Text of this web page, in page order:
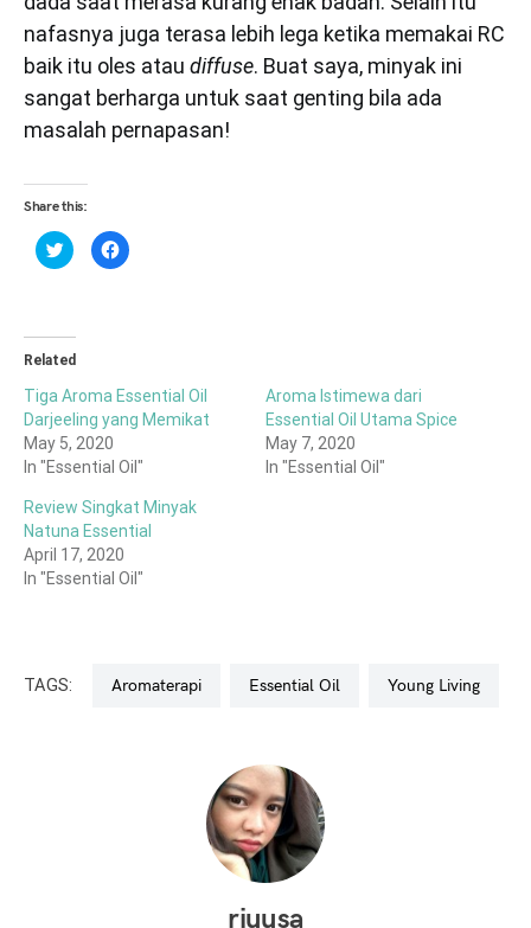
nafasnya juga terasa lebih lega ketika memakai RC
baik itu oles atau diffuse. Buat saya, minyak ini
sangat berharga untuk saat genting bila ada
masalah pernapasan!
Share this:
Click
to
share
window)
Click
to
Related
Tiga Aroma Essential Oil
Darjeeling yang Memikat
May 5, 2020
In "Essential Oil"
Aroma Istimewa dari
Essential Oil Utama Spice
May 7, 2020
In "Essential Oil"
Review Singkat Minyak
Natuna Essential
April 17, 2020
In "Essential Oil"
TAGS: Aromaterapi Essential Oil Young Living
riuusa